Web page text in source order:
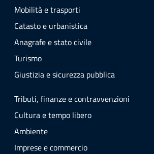
Mobilità e trasporti
Catasto e urbanistica
Anagrafe e stato civile
Turismo
Giustizia e sicurezza pubblica
Tributi, finanze e contravvenzioni
Cultura e tempo libero
Ambiente
Imprese e commercio